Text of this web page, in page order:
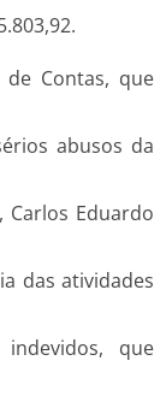
Contas, que
abusos da
Eduardo
das atividades
que